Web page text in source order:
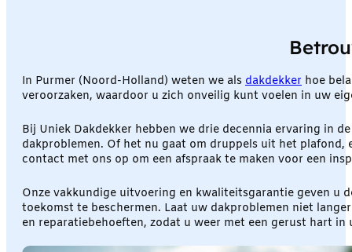
In Purmer (Noord-Holland) weten we als dakdekker hoe
veroorzaken, waardoor u zich onveilig kunt voelen in uw
Bij Uniek Dakdekker hebben we drie decennia ervaring in
dakproblemen. Of het nu gaat om druppels uit het
contact met ons op om een afspraak te maken voor een
Onze vakkundige uitvoering en kwaliteitsgarantie geven u
toekomst te beschermen. Laat uw dakproblemen niet
en reparatiebehoeften, zodat u weer met een gerust hart in